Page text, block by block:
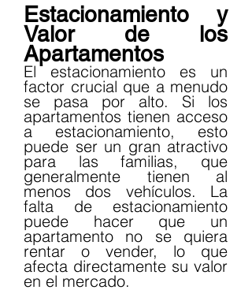
Estacionamiento y
Valor de los
Apartamentos
El estacionamiento es un
factor crucial que a menudo
se pasa por alto. Si los
apartamentos tienen acceso
a estacionamiento, esto
puede ser un gran atractivo
para las familias, que
generalmente tienen al
menos dos vehículos. La
falta de estacionamiento
puede hacer que un
apartamento no se quiera
rentar o vender, lo que
afecta directamente su valor
en el mercado.